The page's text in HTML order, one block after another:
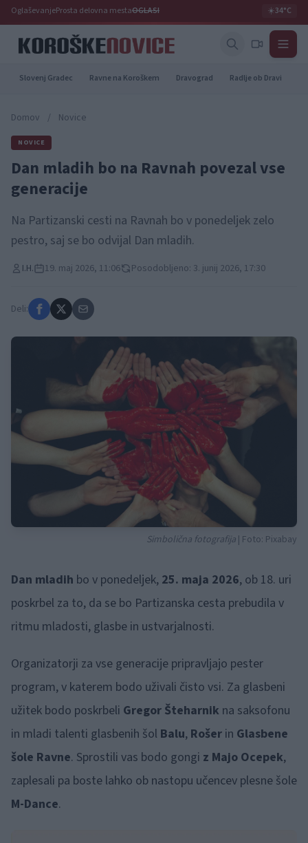
OglaševanjeProsta delovna mestaOGLASI ☀️34°C
Slovenj Gradec Ravne na Koroškem Dravograd Radlje ob Dravi
Domov / Novice
NOVICE
Dan mladih bo na Ravnah povezal vse
generacije
Na Partizanski cesti na Ravnah bo v ponedeljek zelo
pestro, saj se bo odvijal Dan mladih.
I.H. 19. maj 2026, 11:06 Posodobljeno: 3. junij 2026, 17:30
Deli:
Simbolična fotografija | Foto: Pixabay
Dan mladih bo v ponedeljek, 25. maja 2026, ob 18. uri
poskrbel za to, da se bo Partizanska cesta prebudila v
ritmu mladosti, glasbe in ustvarjalnosti.
Organizatorji za vse generacije pripravljajo pester
program, v katerem bodo uživali čisto vsi. Za glasbeni
užitek bodo poskrbeli Gregor Šteharnik na saksofonu
in mladi talenti glasbenih šol Balu, Rošer in Glasbene
šole Ravne. Sprostili vas bodo gongi z Majo Ocepek,
zaplesali pa boste lahko ob nastopu učencev plesne šole
M-Dance.